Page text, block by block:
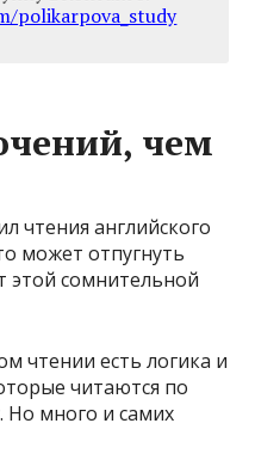
polikarpova_study
чем
чтения английского
может отпугнуть
этой сомнительной
чтении есть логика и
читаются по
Но много и самих